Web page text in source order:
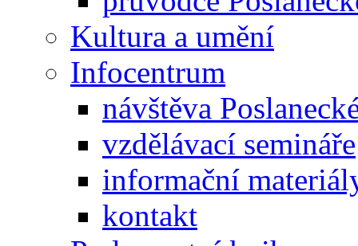
Kultura a umění
Infocentrum
návštěva
vzdělávací semináře
informační
kontakt